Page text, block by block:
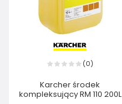
(0)
Karcher środek
kompleksujący RM 110 200L